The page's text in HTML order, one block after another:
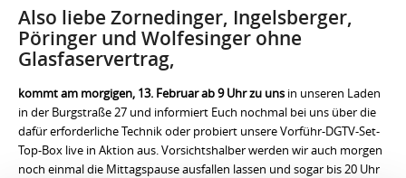
Also liebe Zornedinger, Ingelsberger,
Pöringer und Wolfesinger ohne
Glasfaservertrag,
kommt am morgigen, 13. Februar ab 9 Uhr zu uns in unseren Laden
in der Burgstraße 27 und informiert Euch nochmal bei uns über die
dafür erforderliche Technik oder probiert unsere Vorführ-DGTV-Set-
Top-Box live in Aktion aus. Vorsichtshalber werden wir auch morgen
noch einmal die Mittagspause ausfallen lassen und sogar bis 20 Uhr